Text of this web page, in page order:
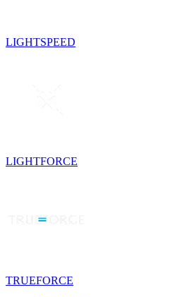
LIGHTSPEED
LIGHTFORCE
TRUEFORCE